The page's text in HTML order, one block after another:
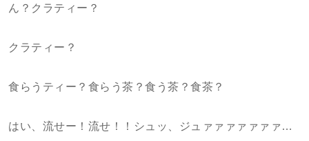
ん？クラティー？
クラティー？
食らうティー？食らう茶？食う茶？食茶？
はい、流せー！流せ！！シュッ、ジュァァァァァァァ…